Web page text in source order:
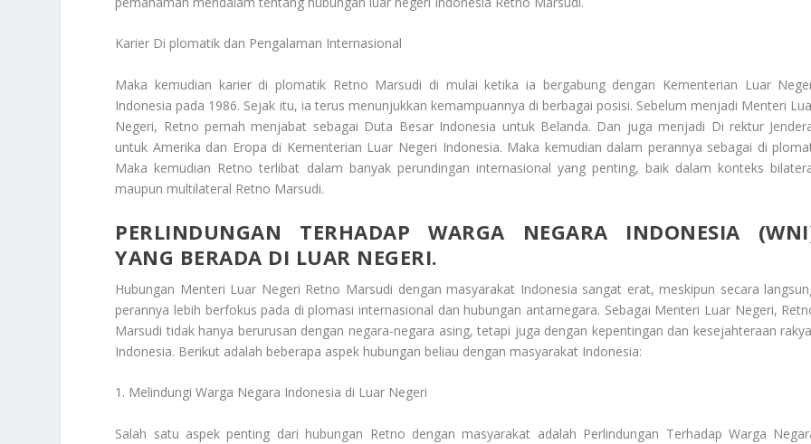
Karier Di plomatik dan Pengalaman Internasional
Maka kemudian karier di plomatik Retno Marsudi di mulai ketika ia bergabung dengan Kementerian Luar
Indonesia pada 1986. Sejak itu, ia terus menunjukkan kemampuannya di berbagai posisi. Sebelum menjadi Menteri
Negeri, Retno pernah menjabat sebagai Duta Besar Indonesia untuk Belanda. Dan juga menjadi Di rektur
untuk Amerika dan Eropa di Kementerian Luar Negeri Indonesia. Maka kemudian dalam perannya sebagai di
Maka kemudian Retno terlibat dalam banyak perundingan internasional yang penting, baik dalam konteks
maupun multilateral Retno Marsudi.
PERLINDUNGAN TERHADAP WARGA NEGARA INDONESIA
YANG BERADA DI LUAR NEGERI.
Hubungan Menteri Luar Negeri Retno Marsudi dengan masyarakat Indonesia sangat erat, meskipun secara
perannya lebih berfokus pada di plomasi internasional dan hubungan antarnegara. Sebagai Menteri Luar Negeri,
Marsudi tidak hanya berurusan dengan negara-negara asing, tetapi juga dengan kepentingan dan kesejahteraan
Indonesia. Berikut adalah beberapa aspek hubungan beliau dengan masyarakat Indonesia:
1. Melindungi Warga Negara Indonesia di Luar Negeri
Salah satu aspek penting dari hubungan Retno dengan masyarakat adalah Perlindungan Terhadap Warga